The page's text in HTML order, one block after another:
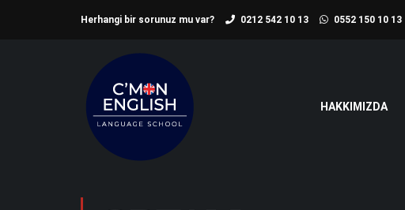
Herhangi bir sorunuz mu var? 0212 542 10 13 0552 150 10 13
HAKKIMIZDA